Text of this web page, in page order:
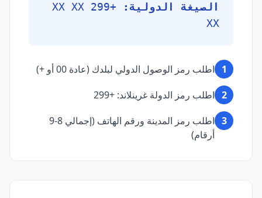
الصيغة الدولية:
+299 XX XX
XX
1
اطلب رمز الوصول الدولي لبلدك (عادة 00 أو +)
2 اطلب رمز الدولة غرينلاند: +299
3
اطلب رمز المدينة ورقم الهاتف (إجمالي 8-9
أرقام)